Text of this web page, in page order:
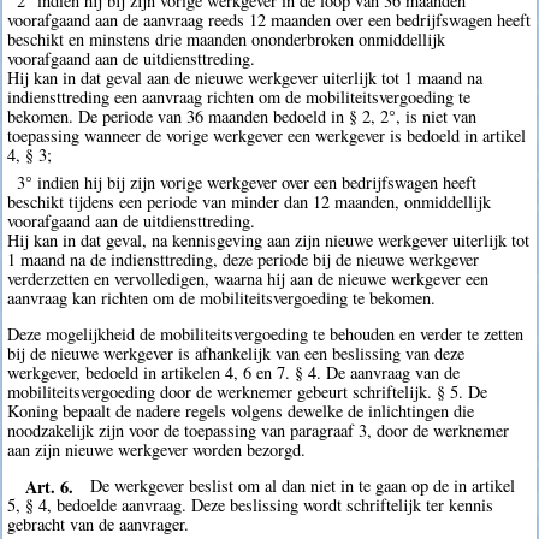
voorafgaand aan de aanvraag reeds 12 maanden over een bedrijfswagen heeft
beschikt en minstens drie maanden ononderbroken onmiddellijk
voorafgaand aan de uitdiensttreding.
Hij kan in dat geval aan de nieuwe werkgever uiterlijk tot 1 maand na
indiensttreding een aanvraag richten om de mobiliteitsvergoeding te
bekomen. De periode van 36 maanden bedoeld in § 2, 2°, is niet van
toepassing wanneer de vorige werkgever een werkgever is bedoeld in artikel
4, § 3;
3° indien hij bij zijn vorige werkgever over een bedrijfswagen heeft
beschikt tijdens een periode van minder dan 12 maanden, onmiddellijk
voorafgaand aan de uitdiensttreding.
Hij kan in dat geval, na kennisgeving aan zijn nieuwe werkgever uiterlijk tot
1 maand na de indiensttreding, deze periode bij de nieuwe werkgever
verderzetten en vervolledigen, waarna hij aan de nieuwe werkgever een
aanvraag kan richten om de mobiliteitsvergoeding te bekomen.
Deze mogelijkheid de mobiliteitsvergoeding te behouden en verder te zetten
bij de nieuwe werkgever is afhankelijk van een beslissing van deze
werkgever, bedoeld in artikelen 4, 6 en 7. § 4. De aanvraag van de
mobiliteitsvergoeding door de werknemer gebeurt schriftelijk. § 5. De
Koning bepaalt de nadere regels volgens dewelke de inlichtingen die
noodzakelijk zijn voor de toepassing van paragraaf 3, door de werknemer
aan zijn nieuwe werkgever worden bezorgd.
Art. 6.
De werkgever beslist om al dan niet in te gaan op de in artikel
5, § 4, bedoelde aanvraag. Deze beslissing wordt schriftelijk ter kennis
gebracht van de aanvrager.